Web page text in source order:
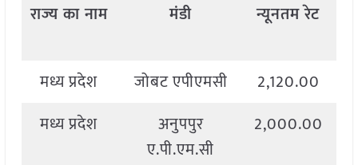
राज्यकानाम मंडी न्यूनतमरेट
मध्य प्रदेश जोबट एपीएमसी 2,120.00
मध्य प्रदेश
अनुपपुर
ए.पी.एम.सी
2,000.00